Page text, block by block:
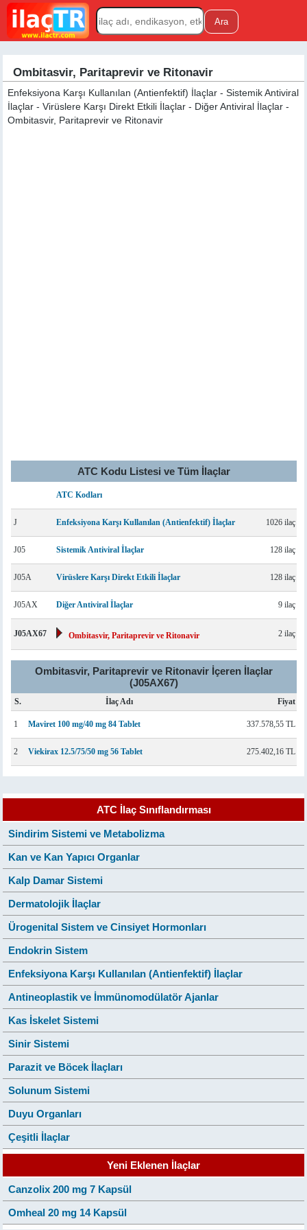
Ombitasvir, Paritaprevir ve Ritonavir
Enfeksiyona Karşı Kullanılan (Antienfektif) İlaçlar - Sistemik Antiviral
İlaçlar - Virüslere Karşı Direkt Etkili İlaçlar - Diğer Antiviral İlaçlar -
Ombitasvir, Paritaprevir ve Ritonavir
ATC Kodu Listesi ve Tüm İlaçlar
ATC Kodları
J Enfeksiyona Karşı Kullanılan (Antienfektif) İlaçlar 1026 ilaç
J05 Sistemik Antiviral İlaçlar 128 ilaç
J05A Virüslere Karşı Direkt Etkili İlaçlar 128 ilaç
J05AX Diğer Antiviral İlaçlar 9 ilaç
J05AX67 Ombitasvir, Paritaprevir ve Ritonavir 2 ilaç
Ombitasvir, Paritaprevir ve Ritonavir İçeren İlaçlar
(J05AX67)
S. İlaç Adı Fiyat
1 Maviret 100 mg/40 mg 84 Tablet 337.578,55 TL
2 Viekirax 12.5/75/50 mg 56 Tablet 275.402,16 TL
ATC İlaç Sınıflandırması
Sindirim Sistemi ve Metabolizma
Kan ve Kan Yapıcı Organlar
Kalp Damar Sistemi
Dermatolojik İlaçlar
Ürogenital Sistem ve Cinsiyet Hormonları
Endokrin Sistem
Enfeksiyona Karşı Kullanılan (Antienfektif) İlaçlar
Antineoplastik ve İmmünomodülatör Ajanlar
Kas İskelet Sistemi
Sinir Sistemi
Parazit ve Böcek İlaçları
Solunum Sistemi
Duyu Organları
Çeşitli İlaçlar
Yeni Eklenen İlaçlar
Canzolix 200 mg 7 Kapsül
Omheal 20 mg 14 Kapsül